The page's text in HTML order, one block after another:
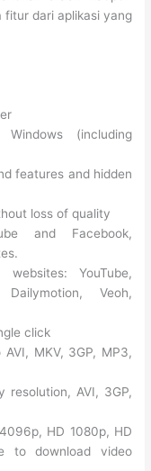
fitur dari aplikasi yang
Windows (including
features and hidden
loss of quality
and Facebook,
YouTube,
Veoh,
click
MKV, 3GP, MP3,
resolution, AVI, 3GP,
HD 1080p, HD
to download video